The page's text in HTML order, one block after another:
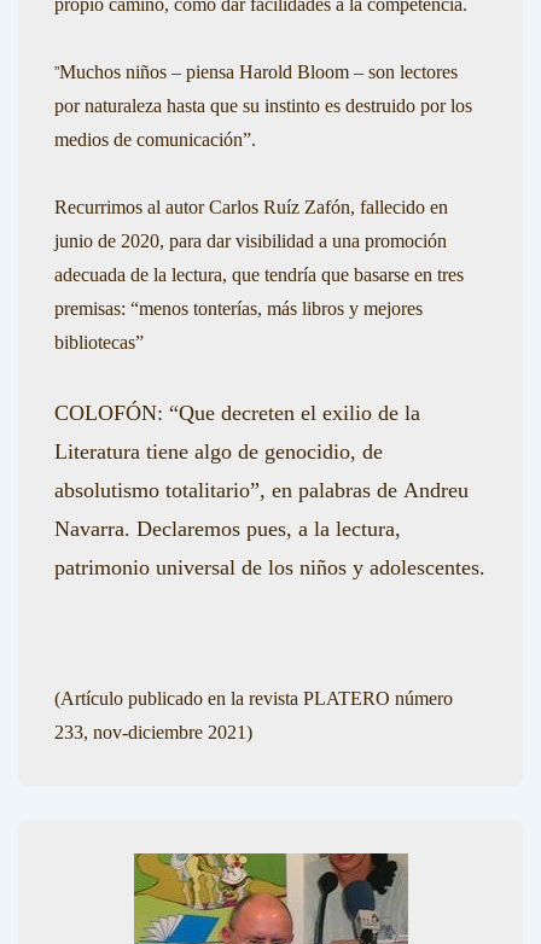
propio camino, como dar facilidades a la competencia.
”Muchos niños – piensa Harold Bloom – son lectores
por naturaleza hasta que su instinto es destruido por los
medios de comunicación”.
Recurrimos al autorCarlos Ruíz Zafón, fallecido en
junio de 2020, para dar visibilidad a una promoción
adecuada de la lectura, que tendría que basarse en tres
premisas: “menos tonterías, más libros y mejores
bibliotecas”
COLOFÓN: “Que decreten el exilio de la
Literatura tiene algo de genocidio, de
absolutismo totalitario”, en palabras de Andreu
Navarra. Declaremos pues, a la lectura,
patrimonio universal de los niños y adolescentes.
(Artículo publicado en la revista PLATERO número
233, nov-diciembre 2021)